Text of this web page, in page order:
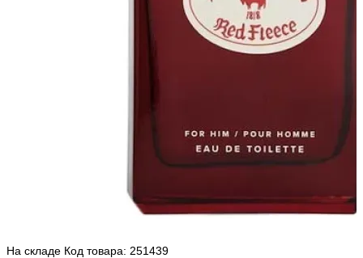
На складе Код товара: 251439